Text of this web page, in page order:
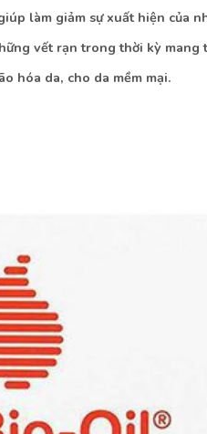
làm giảm sự xuất hiện của
vết rạn trong thời kỳ
hóa da, cho da mềm mại.